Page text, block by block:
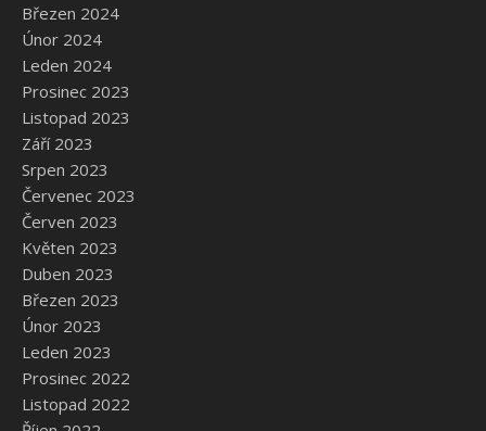
Březen 2024
Únor 2024
Leden 2024
Prosinec 2023
Listopad 2023
Září 2023
Srpen 2023
Červenec 2023
Červen 2023
Květen 2023
Duben 2023
Březen 2023
Únor 2023
Leden 2023
Prosinec 2022
Listopad 2022